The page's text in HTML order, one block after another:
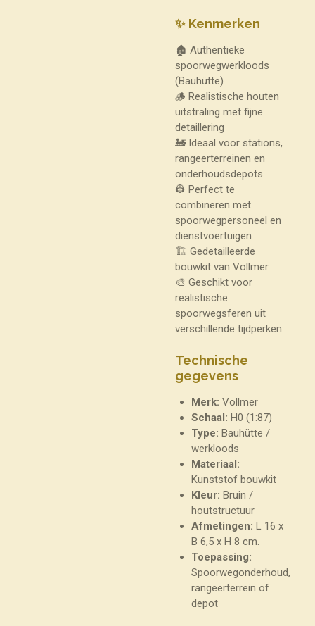
✨ Kenmerken
🏚️ Authentieke
spoorwegwerkloods
(Bauhütte)
🪵 Realistische houten
uitstraling met fijne
detaillering
🚂 Ideaal voor stations,
rangeerterreinen en
onderhoudsdepots
👷 Perfect te
combineren met
spoorwegpersoneel en
dienstvoertuigen
🏗️ Gedetailleerde
bouwkit van Vollmer
🎨 Geschikt voor
realistische
spoorwegsferen uit
verschillende tijdperken
Technische
gegevens
Merk: Vollmer
Schaal: H0 (1:87)
Type: Bauhütte /
werkloods
Materiaal:
Kunststof bouwkit
Kleur: Bruin /
houtstructuur
Afmetingen: L 16 x
B 6,5 x H 8 cm.
Toepassing:
Spoorwegonderhoud,
rangeerterrein of
depot